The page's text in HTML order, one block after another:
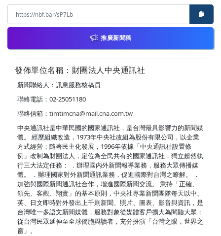
推廣新聞稿
發佈單位名稱：財團法人中央通訊社
新聞聯絡人：訊息服務核稿員
聯絡電話：02-25051180
聯絡信箱： timtimcna@mail.cna.com.tw
中央通訊社是中華民國的國家通訊社，是台灣最具影響力的新聞媒
體。 經歷組織改造，1973年中央社改組為股份有限公司，以企業
方式經營；隨著民主化發展，1996年依據「中央通訊社設置條
例」改制為財團法人，定位為全民共有的國家通訊社，獨立超然執
行三大法定任務： ．辦理國內外新聞報導業務，服務大眾傳播媒
體。 ．辦理國家對外新聞通訊業務，促進國際對台灣之瞭解。 ．
加強與國際新聞通訊社合作，增進國際新聞交流。 秉持「正確、
領先、客觀、翔實」的基本原則，中央社專業新聞團隊每天以中、
英、日文即時對外發出上千則新聞、照片、圖表、影音與資訊，是
台灣唯一多語文新聞媒體，服務對象從媒體客戶擴大為閱聽大眾；
從台灣民眾延伸至全球僑胞與讀者，充分扮演「台灣之眼，世界之
窗」。